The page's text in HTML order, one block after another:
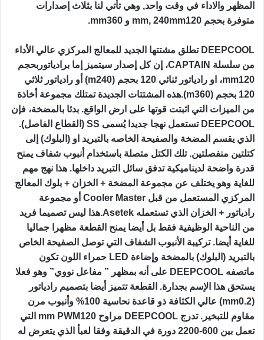
المظهر والاداء في وقت واحد, وهي تأتي لنا بثلاث إصدارات
متوفرة بحجم 120
mm, 240mm و 360 mm
.
DEEPCOOL تطلق مشتتها الجديد للمعالج المركزي عالي الأداء
من سلسلة CAPTAIN، إن كل إصدار سيتميز إما برادياتوربحجم
120
mm، او رادياتور ثنائي 120 بحجم (240 m) أو رادياتور ثلاثي
120 بحجم (360
m).هذه المشتتات الجديدة تمتلك مجموعة أخاذة
من الميزات التي اثبتت قوتها على ارض الواقع. بدئا بالمضخة، فإن
DEEPCOOL تستعمل نهجا جديدا يُسمى SS (القطاع الفاصل).
الذي يقسم المضخة والصفيحة الخاصه بالتبريد او (البلوك) إلى
كتلتين منفصلتين. تلك الكتل متصلة باستخدام أنبوب شفاف يمنح
قدرة واضحة لديناميكية تدفق سائل التبريد داخلها. هذا نهج مهم
للغاية وهو يختلف عن مجموعة المضخة + الخزان + بلوك المعالج
المركزي المستعمل من قبل Cooler Master أو مجموعة
رادياتور + الخزان الذي تستعمله Asetek.هذا ليس تصميما فريد
من الناحية الوظيفية فقط بل أيضا يمنح القطعة مظهرا جماليا
للغاية أيضا. تركيبة الأنبوب الشفاف التي توصل الصفيحة الخاص
بالتبريد (البلوك) بالمضخة وإضاءة LED حمراء اللون تكون
ماتصفه DEEPCOOL على أنه بمظهر ” مفاعل نووي” وهو فعلا
يستحق هذا الإسم بجدارة. القطعة تتميز أيضا بتصميم رادياتور
(0.2
mm
) عالي الكثافة ذو قاعدة نحاسية 100% وأنبوب مرن
مقاوم للتبخير. تدرج DEEPCOOL مراوح 120 mm PWM التي
تعمل بين 600-2200 دورة في الدقيقة وفقا لعبأ الذي يتعرض له